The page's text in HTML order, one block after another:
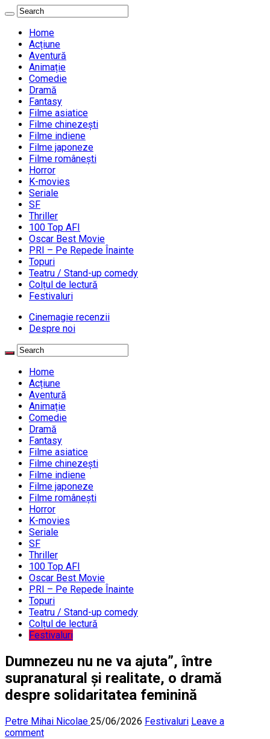
Home
Acțiune
Aventură
Animație
Comedie
Dramă
Fantasy
Filme asiatice
Filme chinezești
Filme indiene
Filme japoneze
Filme românești
Horror
K-movies
Seriale
SF
Thriller
100 Top AFI
Oscar Best Movie
PRI – Pe Repede Înainte
Topuri
Teatru / Stand-up comedy
Colțul de lectură
Festivaluri
Cinemagie recenzii
Despre noi
Home
Acțiune
Aventură
Animație
Comedie
Dramă
Fantasy
Filme asiatice
Filme chinezești
Filme indiene
Filme japoneze
Filme românești
Horror
K-movies
Seriale
SF
Thriller
100 Top AFI
Oscar Best Movie
PRI – Pe Repede Înainte
Topuri
Teatru / Stand-up comedy
Colțul de lectură
Festivaluri
Dumnezeu nu ne va ajuta”, între
supranatural și realitate, o dramă
despre solidaritatea feminină
Petre Mihai Nicolae 25/06/2026 Festivaluri Leave a
comment